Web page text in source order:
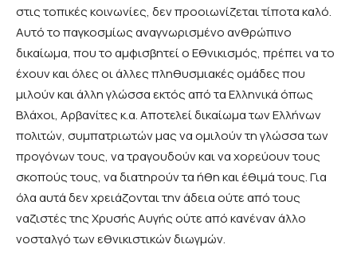
στις τοπικές κοινωνίες, δεν προοιωνίζεται τίποτα καλό.
Αυτό το παγκοσμίως αναγνωρισμένο ανθρώπινο
δικαίωμα, που το αμφισβητεί ο Εθνικισμός, πρέπει να το
έχουν και όλες οι άλλες πληθυσμιακές ομάδες που
μιλούν και άλλη γλώσσα εκτός από τα Ελληνικά όπως
Βλάχοι, Αρβανίτες κ.α. Αποτελεί δικαίωμα των Ελλήνων
πολιτών, συμπατριωτών μας να ομιλούν τη γλώσσα των
προγόνων τους, να τραγουδούν και να χορεύουν τους
σκοπούς τους, να διατηρούν τα ήθη και έθιμά τους. Για
όλα αυτά δεν χρειάζονται την άδεια ούτε από τους
ναζιστές της Χρυσής Αυγής ούτε από κανέναν άλλο
νοσταλγό των εθνικιστικών διωγμών.